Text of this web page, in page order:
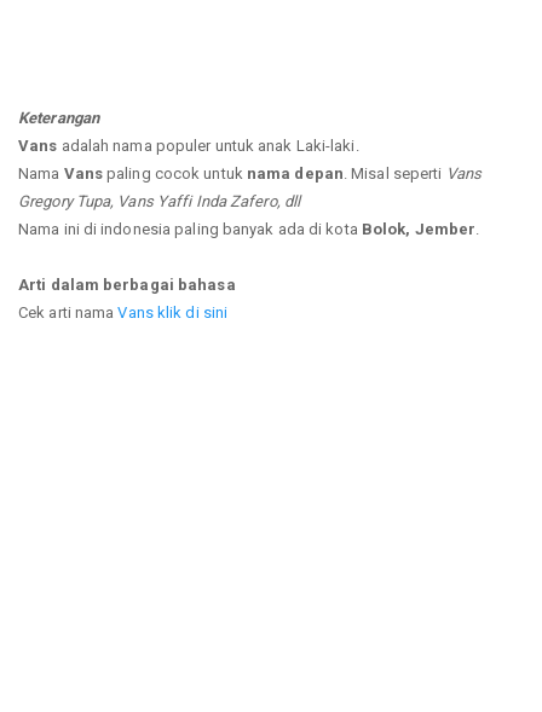
Keterangan
Vans adalah nama populer untuk anak Laki-laki.
Nama Vanspaling cocok untuk nama depan . Misal seperti Vans
Gregory Tupa, Vans Yaffi Inda Zafero, dll
Nama ini di indonesia paling banyak ada di kota Bolok, Jember
Arti dalam berbagai bahasa
Cek arti namaVans klik di sini